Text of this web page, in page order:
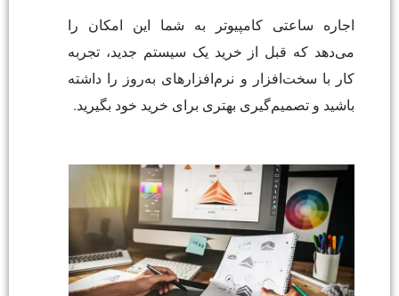
اجاره ساعتی کامپیوتر به شما این امکان را
می‌دهد که قبل از خرید یک سیستم جدید، تجربه
کار با سخت‌افزار و نرم‌افزارهای به‌روز را داشته
باشید و تصمیم‌گیری بهتری برای خرید خود بگیرید.